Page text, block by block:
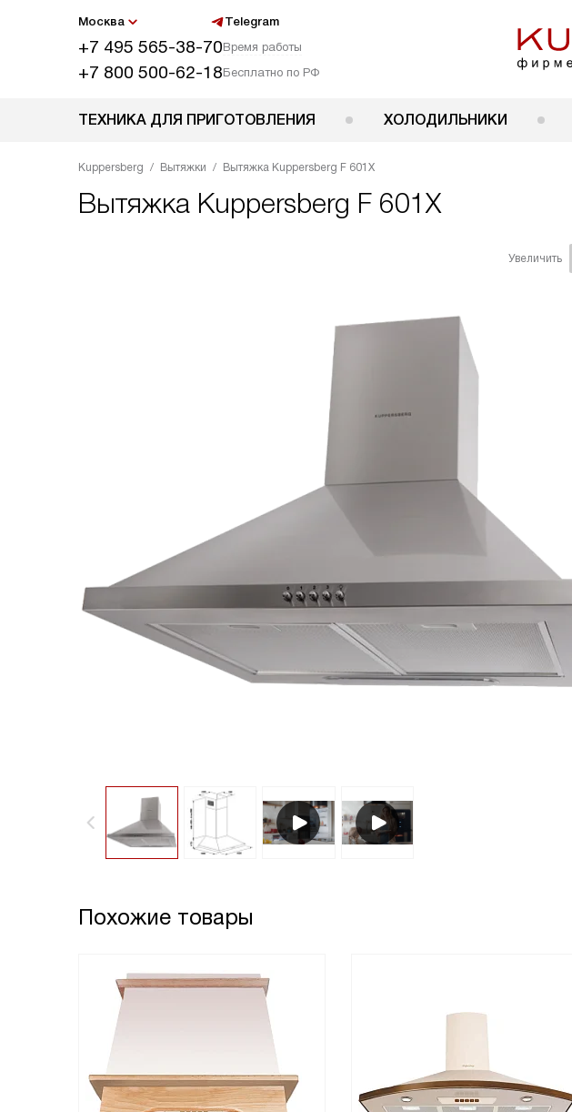
Москва Telegram
+7 495 565-38-70Время работы
+7 800 500-62-18Бесплатно по РФ
ТЕХНИКА ДЛЯ ПРИГОТОВЛЕНИЯ ХОЛОДИЛЬНИКИ
Kuppersberg Вытяжки Вытяжка Kuppersberg F 601X
Вытяжка Kuppersberg F 601X
Похожие товары